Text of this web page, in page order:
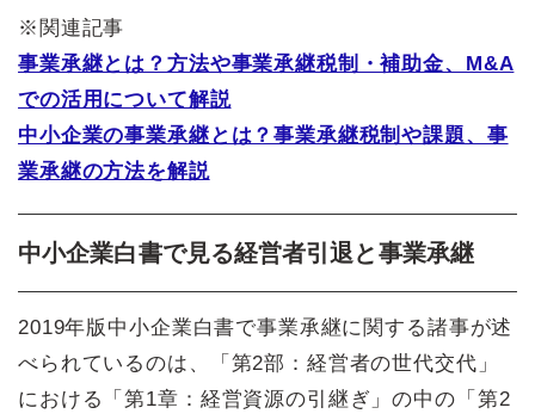
※関連記事
事業承継とは？方法や事業承継税制・補助金、M&A
での活用について解説
中小企業の事業承継とは？事業承継税制や課題、事
業承継の方法を解説
中小企業白書で見る経営者引退と事業承継
2019年版中小企業白書で事業承継に関する諸事が述
べられているのは、「第2部：経営者の世代交代」
における「第1章：経営資源の引継ぎ」の中の「第2